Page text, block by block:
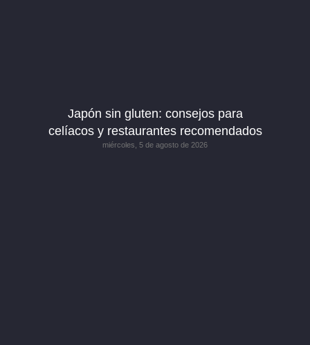
Japón sin gluten: consejos para
celíacos y restaurantes recomendados
miércoles, 5 de agosto de 2026